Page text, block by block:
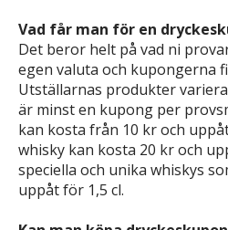
Vad får man för en
Det beror helt på vad ni
egen valuta och kupongerna
Utställarnas produkter
är minst en kupong per
kan kosta från 10 kr och
whisky kan kosta 20 kr och
speciella och unika whiskys
uppåt för 1,5 cl.